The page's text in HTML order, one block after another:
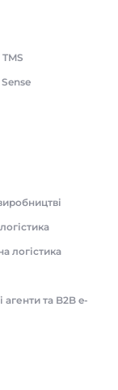
логістика
агенти та B2B e-